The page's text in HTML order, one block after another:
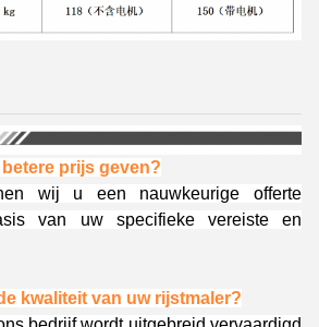
prijs geven?
wij u een nauwkeurige offerte
van uw specifieke vereiste en
kwaliteit van uw rijstmaler?